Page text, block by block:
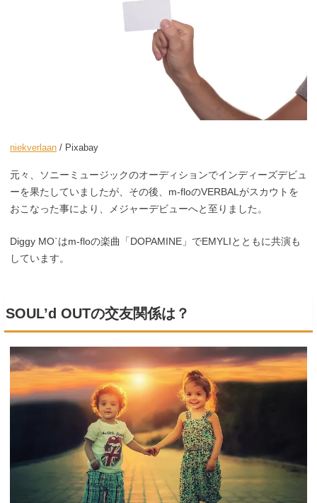
niekverlaan / Pixabay
元々、ソニーミュージックのオーディションでインディーズデビュ
ーを果たしていましたが、その後、m-floのVERBALがスカウトを
おこなった事により、メジャーデビューへと至りました。
Diggy MO`はm-floの楽曲「DOPAMINE」でEMYLIとともに共演も
しています。
SOUL’d OUTの交友関係は？